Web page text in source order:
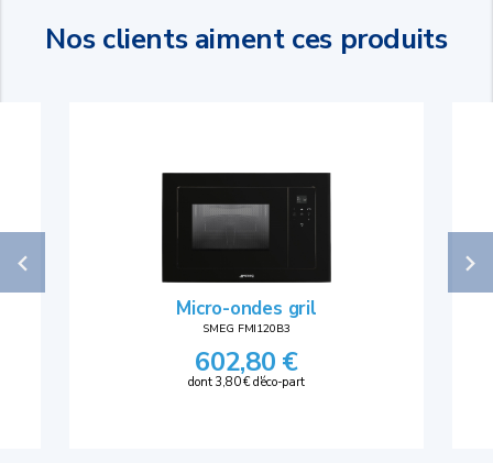
Nos clients aiment ces produits
Micro-ondes gril
SMEG FMI120B3
602,80 €
dont 3,80 € d'éco-part